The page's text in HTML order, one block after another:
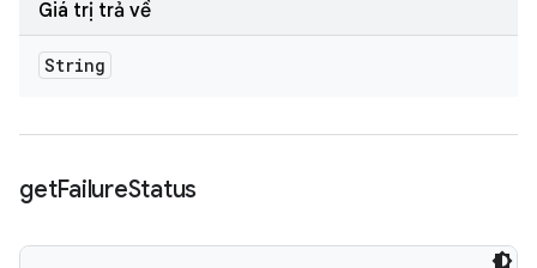
Giá trị trả về
String
getFailureStatus